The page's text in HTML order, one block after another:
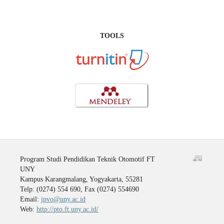
TOOLS
Program Studi Pendidikan Teknik Otomotif FT
UNY
Kampus Karangmalang, Yogyakarta, 55281
Telp: (0274) 554 690, Fax (0274) 554690
Email: jpvo@uny.ac.id
Web: http://pto.ft.uny.ac.id/